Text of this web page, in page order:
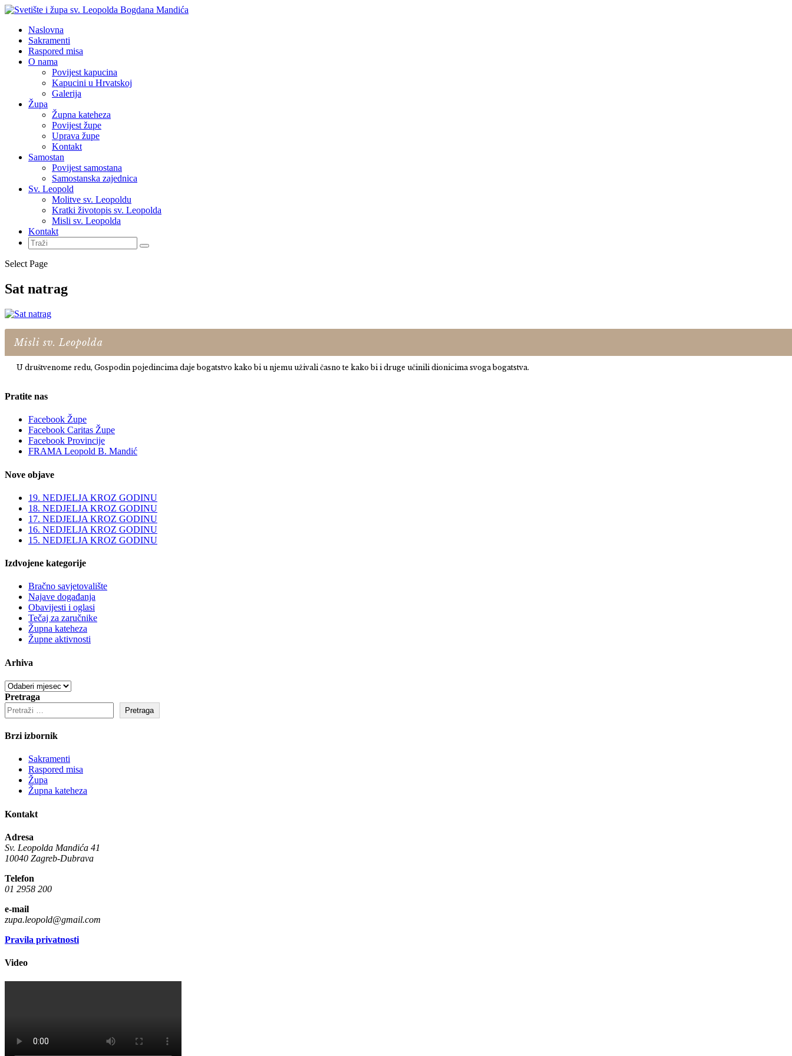
Naslovna
Sakramenti
Raspored misa
O nama
Povijest kapucina
Kapucini u Hrvatskoj
Galerija
Župa
Župna kateheza
Povijest župe
Uprava župe
Kontakt
Samostan
Povijest samostana
Samostanska zajednica
Sv. Leopold
Molitve sv. Leopoldu
Kratki životopis sv. Leopolda
Misli sv. Leopolda
Kontakt
Select Page
Sat natrag
Misli sv. Leopolda
U društvenome redu, Gospodin pojedincima daje bogatstvo kako bi u njemu uživali časno te kako bi i druge učinili dionicima svoga bogatstva.
Pratite nas
Facebook Župe
Facebook Caritas Župe
Facebook Provincije
FRAMA Leopold B. Mandić
Nove objave
19. NEDJELJA KROZ GODINU
18. NEDJELJA KROZ GODINU
17. NEDJELJA KROZ GODINU
16. NEDJELJA KROZ GODINU
15. NEDJELJA KROZ GODINU
Izdvojene kategorije
Bračno savjetovalište
Najave događanja
Obavijesti i oglasi
Tečaj za zaručnike
Župna kateheza
Župne aktivnosti
Arhiva
Arhiva
Pretraga
Pretraga
Brzi izbornik
Sakramenti
Raspored misa
Župa
Župna kateheza
Kontakt
Adresa
Sv. Leopolda Mandića 41
10040 Zagreb-Dubrava
Telefon
01 2958 200
e-mail
zupa.leopold@gmail.com
Pravila privatnosti
Video